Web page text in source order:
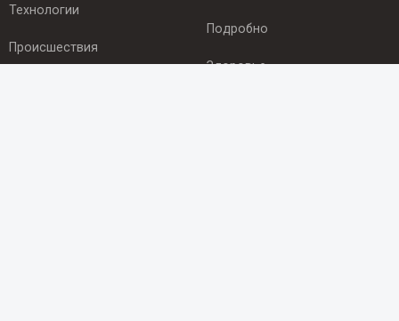
Технологии
Происшествия
Подробно
Здоровье